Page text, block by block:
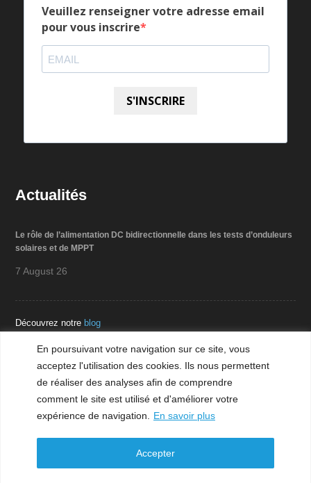
En poursuivant votre navigation sur ce site, vous
acceptez l'utilisation des cookies. Ils nous permettent
de réaliser des analyses afin de comprendre
comment le site est utilisé et d'améliorer votre
expérience de navigation.
En savoir plus
Accepter
Veuillez renseigner votre adresse email
pour vous inscrire
S'INSCRIRE
Actualités
Le rôle de l’alimentation DC bidirectionnelle dans les tests d’onduleurs
solaires et de MPPT
7 August 26
Découvrez notre blog
Téléchargement